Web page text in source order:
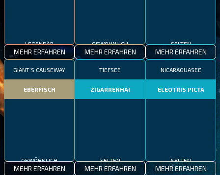
LEGENDÄR
MEHR ERFAHREN
GEWÖHNLICH
MEHR ERFAHREN
SELTEN
MEHR ERFAHREN
GIANT’S CAUSEWAY
EBERFISCH
GEWÖHNLICH
MEHR ERFAHREN
TIEFSEE
ZIGARRENHAI
SELTEN
MEHR ERFAHREN
NICARAGUASEE
ELEOTRIS PICTA
SELTEN
MEHR ERFAHREN